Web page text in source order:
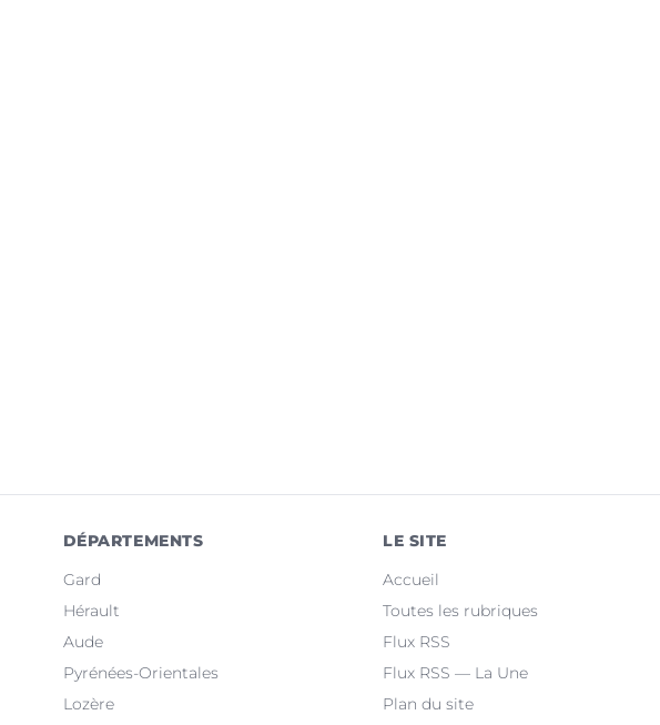
DÉPARTEMENTS
Gard
Hérault
Aude
Pyrénées-Orientales
Lozère
LE SITE
Accueil
Toutes les rubriques
Flux RSS
Flux RSS — La Une
Plan du site